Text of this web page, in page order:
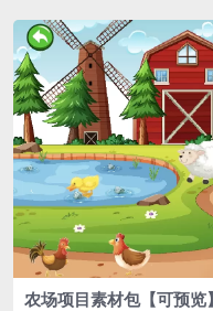
农场项目素材包【可预览】